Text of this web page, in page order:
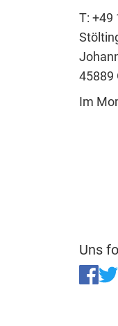
T: +49
45889
Im
Uns